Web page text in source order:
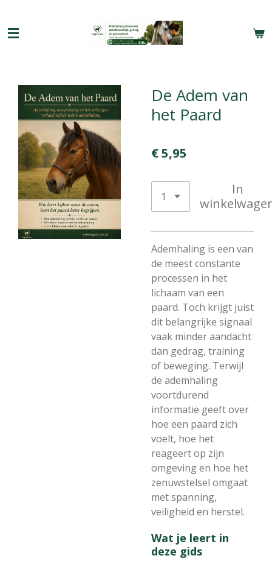
direct
naar
De Adem van
het Paard
€ 5,95
In
Ademhaling is een van
de meest constante
processen in het
lichaam van een
paard. Toch krijgt juist
dit belangrijke signaal
vaak minder aandacht
dan gedrag, training
of beweging. Terwijl
de ademhaling
voortdurend
informatie geeft over
hoe een paard zich
voelt, hoe het
reageert op zijn
omgeving en hoe het
zenuwstelsel omgaat
met spanning,
veiligheid en herstel.
Wat je leert in
deze gids